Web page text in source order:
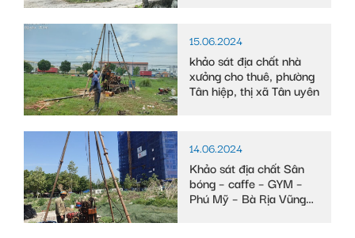
15.06.2024
khảo sát địa chất nhà
xưởng cho thuê, phường
Tân hiệp, thị xã Tân uyên
14.06.2024
Khảo sát địa chất Sân
bóng – caffe – GYM –
Phú Mỹ – Bà Rịa Vũng